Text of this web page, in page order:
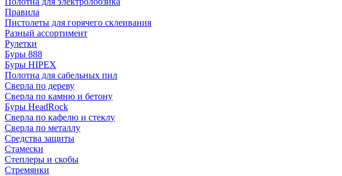
Правила
Пистолеты для горячего склеивания
Разный ассортимент
Рулетки
Буры 888
Буры HIPEX
Полотна для сабельных пил
Сверла по дереву
Сверла по камню и бетону
Буры HeadRock
Сверла по кафелю и стеклу
Сверла по металлу
Средства защиты
Стамески
Степлеры и скобы
Стремянки